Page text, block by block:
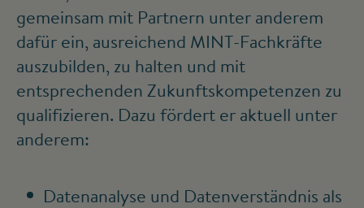
gemeinsam mit Partnern unter anderem
dafür ein, ausreichend MINT-Fachkräfte
auszubilden, zu halten und mit
entsprechenden Zukunftskompetenzen zu
qualifizieren. Dazu fördert er aktuell unter
anderem:
Datenanalyse und Datenverständnis als